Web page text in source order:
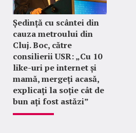
Ședință cu scântei din
cauza metroului din
Cluj. Boc, către
consilierii USR: „Cu 10
like-uri pe internet și
mamă, mergeți acasă,
explicați la soție cât de
bun ați fost astăzi”